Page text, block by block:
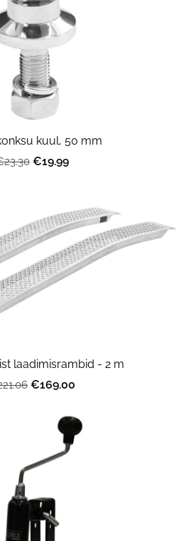
kuul, 50 mm
€19.99
laadimisrambid - 2 m
€169.00